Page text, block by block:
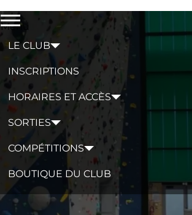
Menu
LE CLUB
INSCRIPTIONS
HORAIRES ET ACCÈS
SORTIES
COMPÉTITIONS
BOUTIQUE DU CLUB